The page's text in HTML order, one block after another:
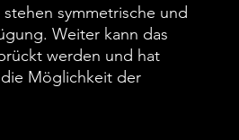
symmetrische und
Weiter kann das
werden und hat
Möglichkeit der